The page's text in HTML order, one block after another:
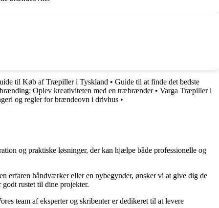
til Køb af Træpiller i Tyskland • Guide til at finde det bedste
Oplev kreativiteten med en træbrænder• Varga Træpiller i
og regler for brændeovn i drivhus •
og praktiske løsninger, der kan hjælpe både professionelle og
erfaren håndværker eller en nybegynder, ønsker vi at give dig de
rustet til dine projekter.
team af eksperter og skribenter er dedikeret til at levere